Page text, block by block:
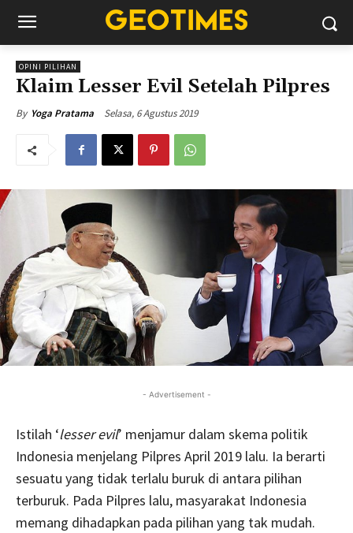
OPINI PILIHAN
Klaim Lesser Evil Setelah Pilpres
By Yoga Pratama Selasa, 6 Agustus 2019
- Advertisement -
Istilah ‘lesser evil’ menjamur dalam skema politik
Indonesia menjelang Pilpres April 2019 lalu. Ia berarti
sesuatu yang tidak terlalu buruk di antara pilihan
terburuk. Pada Pilpres lalu, masyarakat Indonesia
memang dihadapkan pada pilihan yang tak mudah.